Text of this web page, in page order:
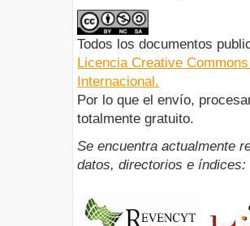
Todos los documentos
Licencia Creative
Internacional.
Por lo que el envío,
totalmente gratuito.
Se encuentra actualmente
datos, directorios e índices: